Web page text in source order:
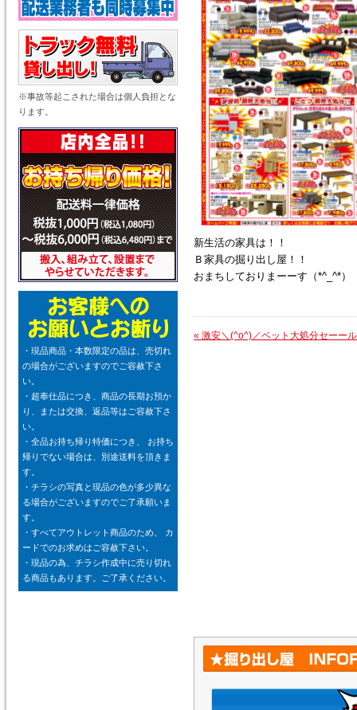
新生活の家具は！！
Ｂ家具の掘り出し屋！！
おまちしておりまーーす（*^_^*）
« 激安＼(^o^)／ベット大処分セーー
※事故等起こされた場合は個人負担とな
ります。
・現品商品・本数限定の品は、売切れ
の場合がございますのでご容赦下さ
い。
・超奉仕品につき、商品の長期お預か
り、または交換、返品等はご容赦下さ
い。
・全品お持ち帰り特価につき、 お持ち
帰りでない場合は、別途送料を頂きま
す。
・チラシの写真と現品の色が多少異な
る場合がございますのでご了承願いま
す。
・すべてアウトレット商品のため、 カ
ードでのお求めはご容赦下さい。
・現品の為、チラシ作成中に売り切れ
る商品もあります。ご了承ください。